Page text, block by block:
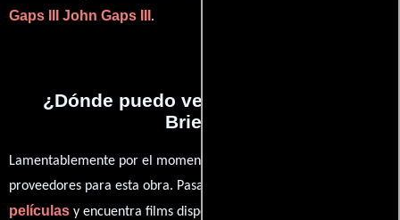
Gaps III
John Gaps III .
¿Dónde puedo ver la películas Life
Briefly?
Lamentablemente por el momento no contamos con enlaces a
proveedores para esta obra. Pasa por nuestro catálogo de
películas y encuentra films disponibles. También puedes